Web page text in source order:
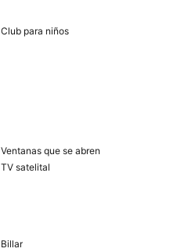
Club para niños
Ventanas que se abren
TV satelital
Billar